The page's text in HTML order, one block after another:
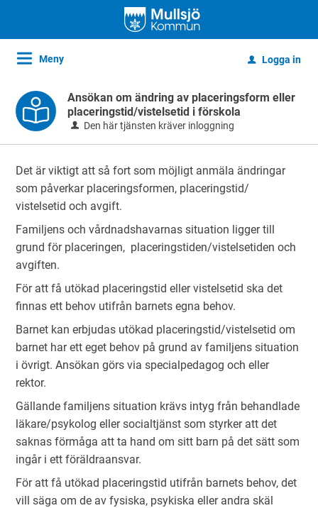
Meny u Logga in
Ansökan om ändring av placeringsform eller
placeringstid/vistelsetid i förskola
Den här tjänsten kräver inloggning
Det är viktigt att så fort som möjligt anmäla ändringar
som påverkar placeringsformen, placeringstid/
vistelsetid och avgift.
Familjens och vårdnadshavarnas situation ligger till
grund för placeringen, placeringstiden/vistelsetiden och
avgiften.
För att få utökad placeringstid eller vistelsetid ska det
finnas ett behov utifrån barnets egna behov.
Barnet kan erbjudas utökad placeringstid/vistelsetid om
barnet har ett eget behov på grund av familjens situation
i övrigt. Ansökan görs via specialpedagog och eller
rektor.
Gällande familjens situation krävs intyg från behandlade
läkare/psykolog eller socialtjänst som styrker att det
saknas förmåga att ta hand om sitt barn på det sätt som
ingår i ett föräldraansvar.
För att få utökad placeringstid utifrån barnets behov, det
vill säga om de av fysiska, psykiska eller andra skäl